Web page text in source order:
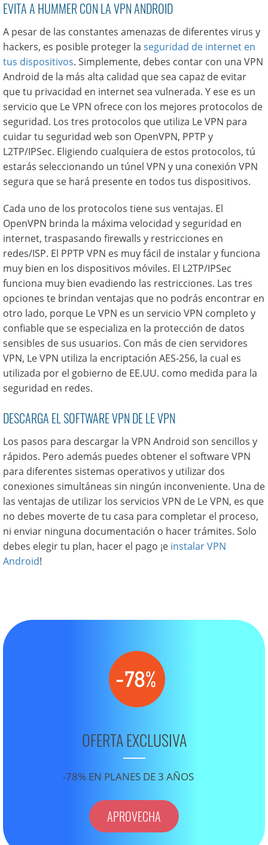
EVITA A HUMMER CON LA VPN ANDROID
A pesar de las constantes amenazas de diferentes virus y
hackers, es posible proteger la seguridad de internet en
tus dispositivos. Simplemente, debes contar con una VPN
Android de la más alta calidad que sea capaz de evitar
que tu privacidad en internet sea vulnerada. Y ese es un
servicio que Le VPN ofrece con los mejores protocolos de
seguridad. Los tres protocolos que utiliza Le VPN para
cuidar tu seguridad web son OpenVPN, PPTP y
L2TP/IPSec. Eligiendo cualquiera de estos protocolos, tú
estarás seleccionando un túnel VPN y una conexión VPN
segura que se hará presente en todos tus dispositivos.
Cada uno de los protocolos tiene sus ventajas. El
OpenVPN brinda la máxima velocidad y seguridad en
internet, traspasando firewalls y restricciones en
redes/ISP. El PPTP VPN es muy fácil de instalar y funciona
muy bien en los dispositivos móviles. El L2TP/IPSec
funciona muy bien evadiendo las restricciones. Las tres
opciones te brindan ventajas que no podrás encontrar en
otro lado, porque Le VPN es un servicio VPN completo y
confiable que se especializa en la protección de datos
sensibles de sus usuarios. Con más de cien servidores
VPN, Le VPN utiliza la encriptación AES-256, la cual es
utilizada por el gobierno de EE.UU. como medida para la
seguridad en redes.
DESCARGA EL SOFTWARE VPN DE LE VPN
Los pasos para descargar la VPN Android son sencillos y
rápidos. Pero además puedes obtener el software VPN
para diferentes sistemas operativos y utilizar dos
conexiones simultáneas sin ningún inconveniente. Una de
las ventajas de utilizar los servicios VPN de Le VPN, es que
no debes moverte de tu casa para completar el proceso,
ni enviar ninguna documentación o hacer trámites. Solo
debes elegir tu plan, hacer el pago ¡e instalar VPN
Android!
OFERTA EXCLUSIVA
-78% EN PLANES DE 3 AÑOS
APROVECHA